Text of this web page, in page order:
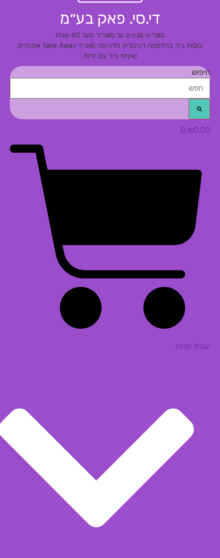
די.סי. פאק בע״מ
מוצרינו מגינים על מוצריך מעל 40 שנה!
כוסות נייר בהדפסה דיגיטלית מדהימהמארזי Take Away איכותיים
שקיות נייר עם ידיות
חיפוש
₪0.00
0
עגלת קניות